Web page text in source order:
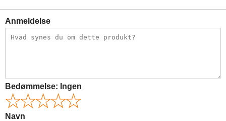
Anmeldelse
Bedømmelse: Ingen
Navn